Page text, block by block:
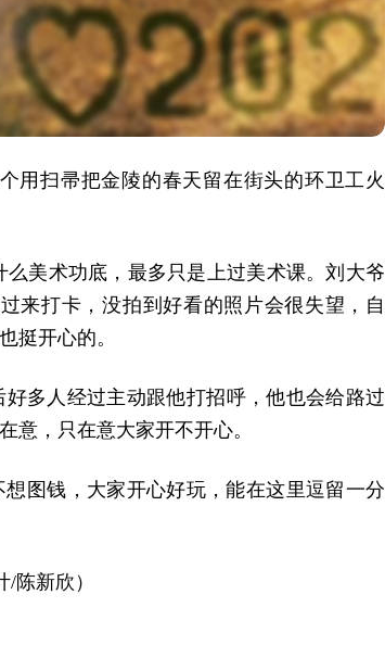
用扫帚把金陵的春天留在街头的环卫工火
美术功底，最多只是上过美术课。刘大爷
来打卡，没拍到好看的照片会很失望，自
挺开心的。
多人经过主动跟他打招呼，他也会给路过
意，只在意大家开不开心。
图钱，大家开心好玩，能在这里逗留一分
陈新欣）